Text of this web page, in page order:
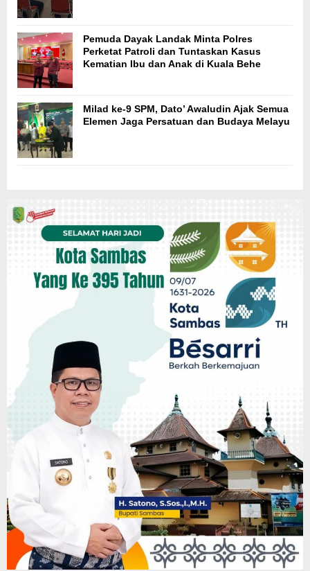
Pemuda Dayak Landak Minta Polres
Perketat Patroli dan Tuntaskan Kasus
Kematian Ibu dan Anak di Kuala Behe
Milad ke-9 SPM, Dato’ Awaludin Ajak Semua
Elemen Jaga Persatuan dan Budaya Melayu